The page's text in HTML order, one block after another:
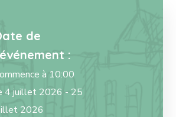
de
:
à 10:00
4 juillet 2026 - 25
2026